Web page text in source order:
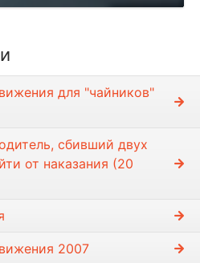
р
е
для "чайников"
сбивший двух
от наказания (20
2007